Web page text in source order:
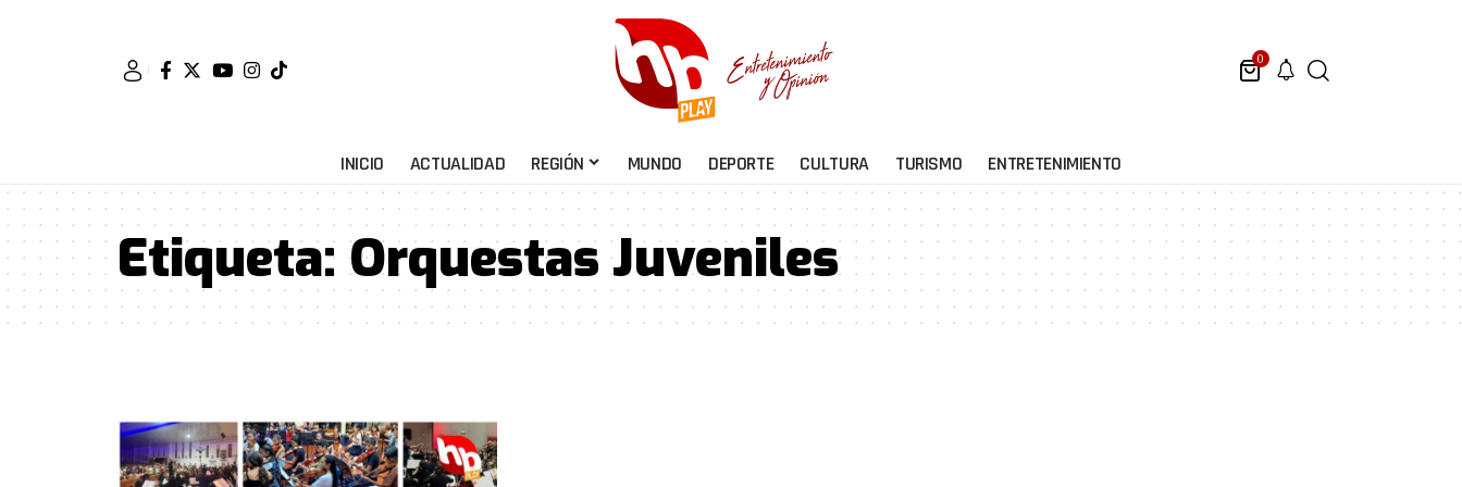
0
INICIO ACTUALIDAD REGIÓN MUNDO DEPORTE CULTURA TURISMO ENTRETENIMIENTO
Etiqueta: Orquestas Juveniles